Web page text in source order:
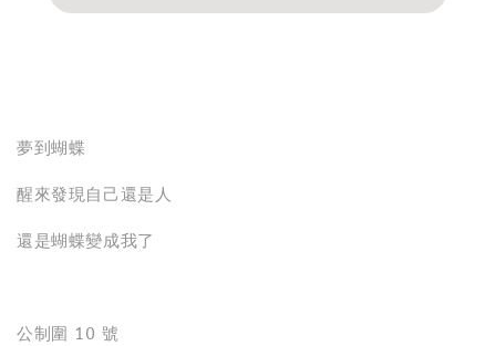
夢到蝴蝶
醒來發現自己還是人
還是蝴蝶變成我了
公制圍 10 號